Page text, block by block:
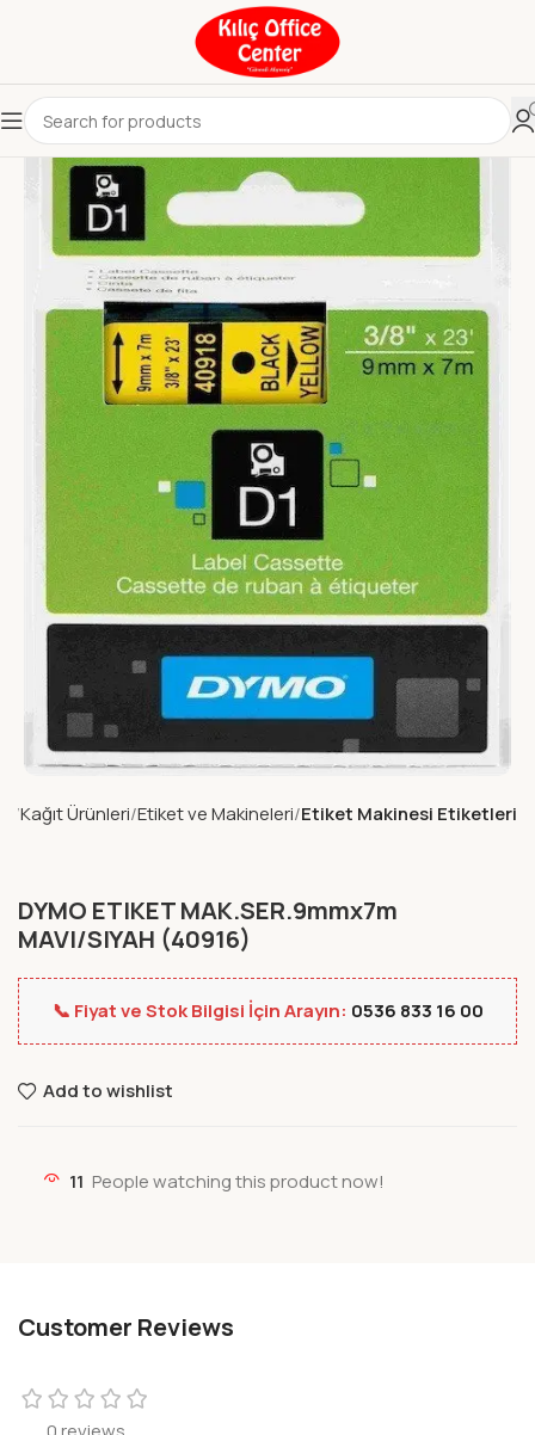
Kağıt Ürünleri Etiket ve Makineleri Etiket Makinesi Etiketleri
DYMO ETIKET MAK.SER.9mmx7m
MAVI/SIYAH (40916)
📞 Fiyat ve Stok Bilgisi İçin Arayın: 0536 833 16 00
Add to wishlist
11 People watching this product now!
Customer Reviews